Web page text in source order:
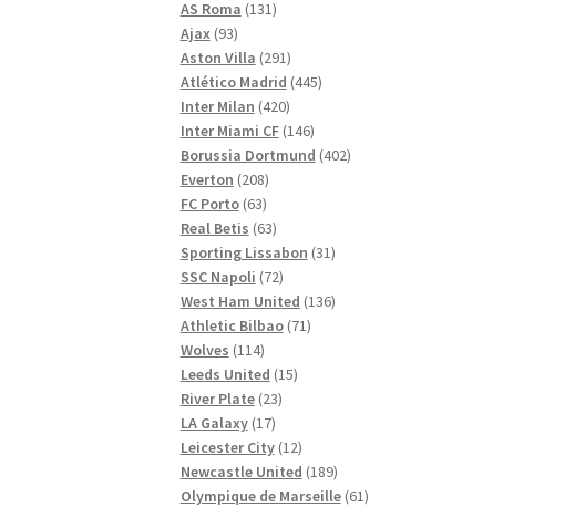
produkter
AS Roma 131131
Ajax 9393
produkter
Aston Villa 291291
produkter
Atlético Madrid 445445
Inter Milan 420420
produkter
Inter Miami CF 146146
produkter
Borussia Dortmund 402402
Everton 208208
produkter
FC Porto 6363
produkter
Real Betis 6363
produkter
Sporting Lissabon 3131
SSC Napoli 7272
produkter
West Ham United 136136
Athletic Bilbao 7171
Wolves 114114
produkter
Leeds United 1515
River Plate 2323
LA Galaxy 1717
produkter
Leicester City 1212
produkter
Newcastle United 189189
produkter
Olympique de Marseille 6161